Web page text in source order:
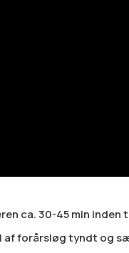
ca. 30-45 min inden
af forårsløg tyndt og